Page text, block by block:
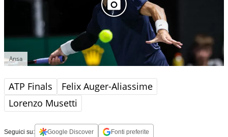
Ansa
ATP Finals
Felix Auger-Aliassime
Lorenzo Musetti
Seguici su: Google Discover Fonti preferite